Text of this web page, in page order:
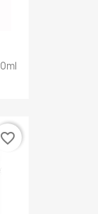
favorite_border